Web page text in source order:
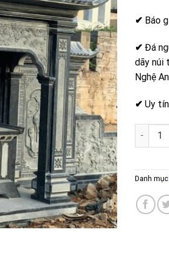
✔ Báo
✔ Đá
dãy núi
Nghệ An
✔ Uy
Lăng
Danh